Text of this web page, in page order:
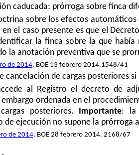
caducada: prórroga sobre finca
sobre los efectos
el caso presente es que el
la finca sobre la que había
la anotación preventiva que se
de 2014. BOE 13 febrero 2014.1548/41
cancelación de cargas posteriores
al Registro el decreto de
ordenada en el
posteriores. Importante: la
de ejecución no supone la
de 2014. BOE 28 febrero 2014. 2168/67